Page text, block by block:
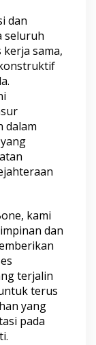
dan
seluruh
sama,
dalam
kami
dan
terjalin
terus
yang
pada